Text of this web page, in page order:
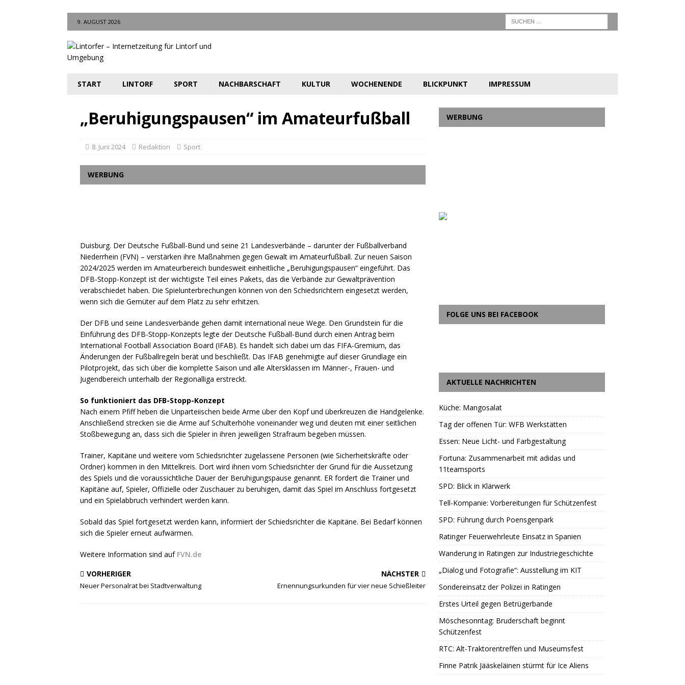
9. AUGUST 2026
START LINTORF SPORT NACHBARSCHAFT KULTUR WOCHENENDE BLICKPUNKT IMPRESSUM
„Beruhigungspausen“ im Amateurfußball
8. Juni 2024 Redaktion Sport
WERBUNG
Duisburg. Der Deutsche Fußball-Bund und seine 21 Landesverbände – darunter der Fußballverband
Niederrhein (FVN) – verstärken ihre Maßnahmen gegen Gewalt im Amateurfußball. Zur neuen Saison
2024/2025 werden im Amateurbereich bundesweit einheitliche „Beruhigungspausen“ eingeführt. Das
DFB-Stopp-Konzept ist der wichtigste Teil eines Pakets, das die Verbände zur Gewaltprävention
verabschiedet haben. Die Spielunterbrechungen können von den Schiedsrichtern eingesetzt werden,
wenn sich die Gemüter auf dem Platz zu sehr erhitzen.
Der DFB und seine Landesverbände gehen damit international neue Wege. Den Grundstein für die
Einführung des DFB-Stopp-Konzepts legte der Deutsche Fußball-Bund durch einen Antrag beim
International Football Association Board (IFAB). Es handelt sich dabei um das FIFA-Gremium, das
Änderungen der Fußballregeln berät und beschließt. Das IFAB genehmigte auf dieser Grundlage ein
Pilotprojekt, das sich über die komplette Saison und alle Altersklassen im Männer-, Frauen- und
Jugendbereich unterhalb der Regionalliga erstreckt.
So funktioniert das DFB-Stopp-Konzept
Nach einem Pfiff heben die Unparteiischen beide Arme über den Kopf und überkreuzen die Handgelenke.
Anschließend strecken sie die Arme auf Schulterhöhe voneinander weg und deuten mit einer seitlichen
Stoßbewegung an, dass sich die Spieler in ihren jeweiligen Strafraum begeben müssen.
Trainer, Kapitäne und weitere vom Schiedsrichter zugelassene Personen (wie Sicherheitskräfte oder
Ordner) kommen in den Mittelkreis. Dort wird ihnen vom Schiedsrichter der Grund für die Aussetzung
des Spiels und die voraussichtliche Dauer der Beruhigungspause genannt. ER fordert die Trainer und
Kapitäne auf, Spieler, Offizielle oder Zuschauer zu beruhigen, damit das Spiel im Anschluss fortgesetzt
und ein Spielabbruch verhindert werden kann.
Sobald das Spiel fortgesetzt werden kann, informiert der Schiedsrichter die Kapitäne. Bei Bedarf können
sich die Spieler erneut aufwärmen.
Weitere Information sind auf FVN.de
VORHERIGER
Neuer Personalrat bei Stadtverwaltung
NÄCHSTER
Ernennungsurkunden für vier neue Schießleiter
WERBUNG
FOLGE UNS BEI FACEBOOK
AKTUELLE NACHRICHTEN
Küche: Mangosalat
Tag der offenen Tür: WFB Werkstätten
Essen: Neue Licht- und Farbgestaltung
Fortuna: Zusammenarbeit mit adidas und
11teamsports
SPD: Blick in Klärwerk
Tell-Kompanie: Vorbereitungen für Schützenfest
SPD: Führung durch Poensgenpark
Ratinger Feuerwehrleute Einsatz in Spanien
Wanderung in Ratingen zur Industriegeschichte
„Dialog und Fotografie“: Ausstellung im KIT
Sondereinsatz der Polizei in Ratingen
Erstes Urteil gegen Betrügerbande
Möschesonntag: Bruderschaft beginnt
Schützenfest
RTC: Alt-Traktorentreffen und Museumsfest
Finne Patrik Jääskeläinen stürmt für Ice Aliens